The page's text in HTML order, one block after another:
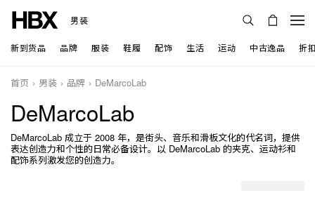
男装
新到货品 品牌 服装 鞋履 配饰 生活 运动 中古逸品 折
首页 男装 品牌 DeMarcoLab
DeMarcoLab
DeMarcoLab 成立于 2008 年，是街头、音乐和滑板文化的代名词，提供
表达创造力和个性的日常必备设计。以 DeMarcoLab 的夹克、运动衫和
配饰系列激发您的创造力。